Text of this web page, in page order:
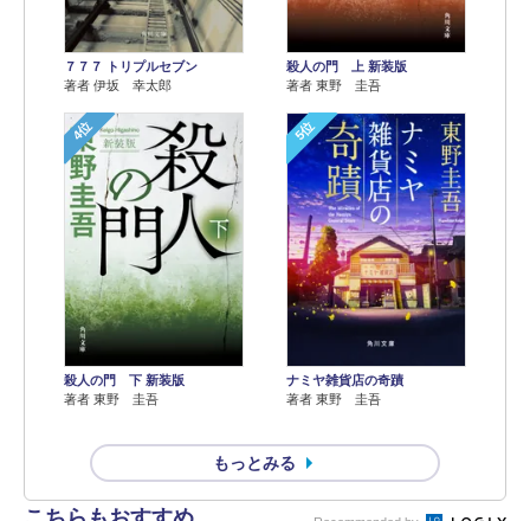
７７７ トリプルセブン
著者 伊坂 幸太郎
殺人の門 上 新装版
著者 東野 圭吾
4位
殺人の門 下 新装版
著者 東野 圭吾
5位
ナミヤ雑貨店の奇蹟
著者 東野 圭吾
もっとみる